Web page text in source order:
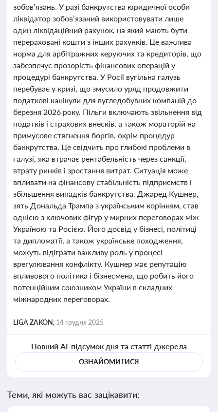
зобов’язань. У разі банкрутства юридичної особи
ліквідатор зобов’язаний використовувати лише
один ліквідаційний рахунок, на який мають бути
перераховані кошти з інших рахунків. Це важлива
норма для арбітражних керуючих та кредиторів, що
забезпечує прозорість фінансових операцій у
процедурі банкрутства. У Росії вугільна галузь
перебуває у кризі, що змусило уряд продовжити
податкові канікули для вугледобувних компаній до
березня 2026 року. Пільги включають звільнення від
податків і страхових внесків, а також мораторій на
примусове стягнення боргів, окрім процедур
банкрутства. Це свідчить про глибокі проблеми в
галузі, яка втрачає рентабельність через санкції,
втрату ринків і зростання витрат. Ситуація може
впливати на фінансову стабільність підприємств і
збільшення випадків банкрутства. Джаред Кушнер,
зять Дональда Трампа з українським корінням, став
однією з ключових фігур у мирних переговорах між
Україною та Росією. Його досвід у бізнесі, політиці
та дипломатії, а також українське походження,
можуть відіграти важливу роль у процесі
врегулювання конфлікту. Кушнер має репутацію
впливового політика і бізнесмена, що робить його
потенційним союзником України в складних
міжнародних переговорах.
LIGA ZAKON, 14 грудня 2025
Повний AI-підсумок дня та статті-джерела
ОЗНАЙОМИТИСЯ
Теми, які можуть вас зацікавити: